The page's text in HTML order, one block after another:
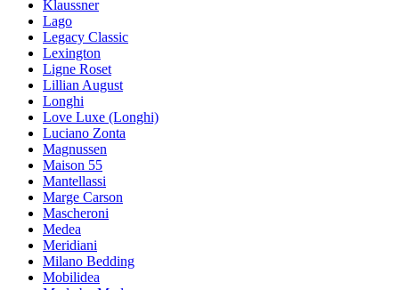
Klaussner
Lago
Legacy Classic
Lexington
Ligne Roset
Lillian August
Longhi
Love Luxe (Longhi)
Luciano Zonta
Magnussen
Maison 55
Mantellassi
Marge Carson
Mascheroni
Medea
Meridiani
Milano Bedding
Mobilidea